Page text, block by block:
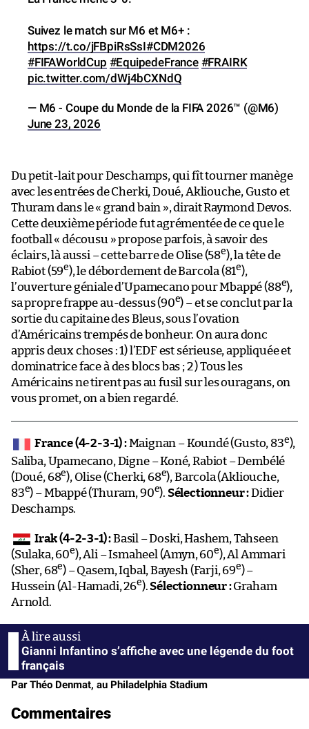
https://t.co/jFBpiRsSsI
#FIFAWorldCup
#EquipedeFrance
pic.twitter.com/dWj4bCXNdQ
— M6 - Coupe du Monde de la FIFA 2026™ (@M6)
June 23, 2026
Thuram dans le « grand bain », dirait Raymond Devos.
Cette deuxième période fut agrémentée de ce que le
football « décousu » propose parfois, à savoir des
éclairs, là aussi – cette barre de Olise (58e), la tête de
Rabiot (59
e ), le débordement de Barcola (81 e
l’ouverture géniale d’Upamecano pour Mbappé (88
sa propre frappe au-dessus (90
e) – et se conclut par la
sortie du capitaine des Bleus, sous l’ovation
d’Américains trempés de bonheur. On aura donc
appris deux choses : 1) l’EDF est sérieuse, appliquée et
dominatrice face à des blocs bas ; 2 ) Tous les
Américains ne tirent pas au fusil sur les ouragans, on
vous promet, on a bien regardé.
France (4-2-3-1) :Maignan – Koundé (Gusto, 83
Saliba, Upamecano, Digne – Koné, Rabiot – Dembélé
(Doué, 68
), Olise (Cherki, 68 ), Barcola (Akliouche,
83e) – Mbappé (Thuram, 90 e ).Sélectionneur :
Didier
Deschamps.
Irak (4-2-3-1) :Basil – Doski, Hashem, Tahseen
(Sulaka, 60e), Ali – Ismaheel (Amyn, 60
(Sher, 68
) – Qasem, Iqbal, Bayesh (Farji, 69
) –
Hussein (Al-Hamadi, 26e Sélectionneur :Graham
Arnold.
français
Par Théo Denmat, au Philadelphia Stadium
Commentaires
Participez à la discussion